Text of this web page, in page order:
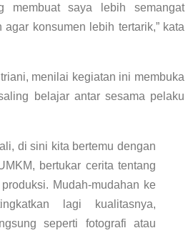
membuat saya lebih semangat
konsumen lebih tertarik,” kata
menilai kegiatan ini membuka
belajar antar sesama pelaku
di sini kita bertemu dengan
bertukar cerita tentang
Mudah-mudahan ke
lagi kualitasnya,
seperti fotografi atau